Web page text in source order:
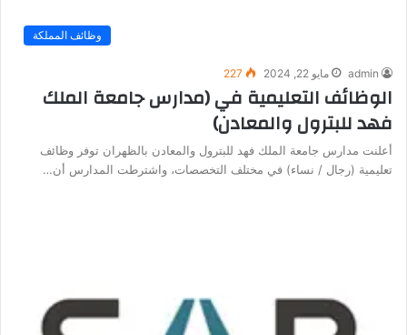
وظائف المملكة
admin مايو 22, 2024 227
الوظائف التعليمية في (مدارس جامعة الملك
فهد للبترول والمعادن)
أعلنت مدارس جامعة الملك فهد للبترول والمعادن بالظهران توفر وظائف
تعليمية (رجال / نساء) في مختلف التخصصات، واشترطت المدارس أن…